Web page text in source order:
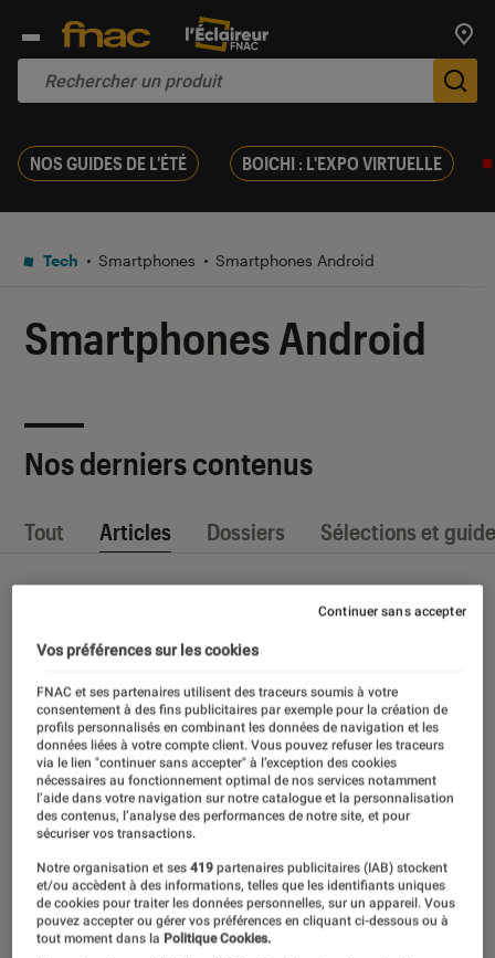
NOS GUIDES DE L'ÉTÉ BOICHI : L'EXPO VIRTUELLE
Tech Smartphones Smartphones Android
Smartphones Android
Nos derniers contenus
Tout Articles Dossiers Sélections et
Vos préférences sur les cookies
FNAC et ses partenaires utilisent des traceurs soumis à votre
consentement à des fins publicitaires par exemple pour la création de
profils personnalisés en combinant les données de navigation et les
données liées à votre compte client. Vous pouvez refuser les traceurs
via le lien "continuer sans accepter" à l’exception des cookies
nécessaires au fonctionnement optimal de nos services notamment
l’aide dans votre navigation sur notre catalogue et la personnalisation
des contenus, l’analyse des performances de notre site, et pour
sécuriser vos transactions.
Notre organisation et ses419 partenaires publicitaires (IAB) stockent
et/ou accèdent à des informations, telles que les identifiants uniques
de cookies pour traiter les données personnelles, sur un appareil. Vous
pouvez accepter ou gérer vos préférences en cliquant ci-dessous ou à
tout moment dans la Politique Cookies.
Continuer sans accepter